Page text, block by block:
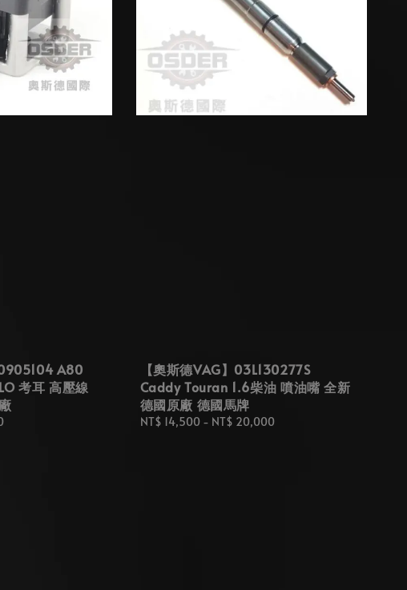
A80
考耳 高壓線
【奧斯德VAG】03L130277S
Caddy Touran 1.6柴油 噴油嘴 全新
德國原廠 德國馬牌
Regular
NT$ 14,500- NT$ 20,000